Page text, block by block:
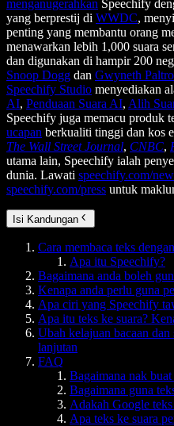
menganugerahkan Speechify
yang berprestij di WWDC,
penting yang membantu orang
menawarkan lebih 1,000 suara
dan digunakan di hampir 200
Snoop Dogg dan Gwyneth
Speechify Studio menyediakan
AI, Penduaan Suara AI, Alih
Speechify juga memacu produk
ucapan berkualiti tinggi dan kos
The Wall Street Journal, CNBC,
utama lain, Speechify ialah
dunia. Lawati speechify.com/
speechify.com/press untuk
Isi Kandungan
Cara membaca teks
Apa itu Speechify?
Bagaimana anda boleh
Kenapa anda perlu guna
Apa ciri yang Speechify
Apa itu teks ke suara?
Ubah kelajuan bacaan
lanjutan
FAQ
Bagaimana nak
Bagaimana guna
Adakah Google
Apa teks ke suara